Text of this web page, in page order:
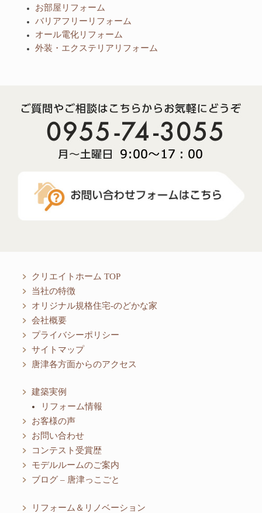
お部屋リフォーム
バリアフリーリフォーム
オール電化リフォーム
外装・エクステリアリフォーム
クリエイトホーム TOP
当社の特徴
オリジナル規格住宅-のどかな家
会社概要
プライバシーポリシー
サイトマップ
唐津各方面からのアクセス
建築実例
リフォーム情報
お客様の声
お問い合わせ
コンテスト受賞歴
モデルルームのご案内
ブログ – 唐津っこごと
リフォーム＆リノベーション